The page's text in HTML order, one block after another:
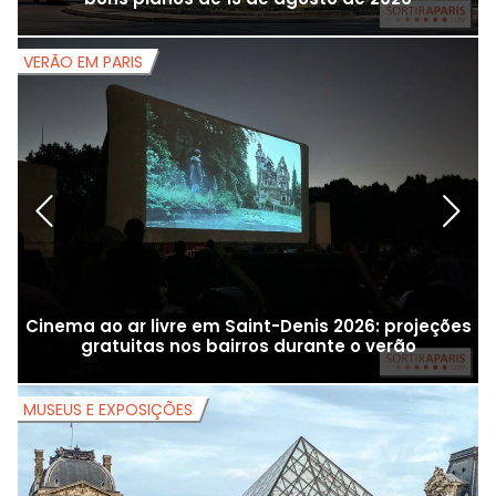
Cinema ao ar livre em Saint-Denis 2026: projeções
gratuitas nos bairros durante o verão
VERÃO EM PARIS
MUSEUS E EXPOSIÇÕES